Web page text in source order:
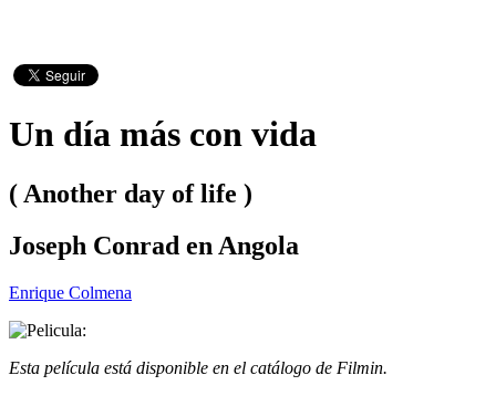
Un día más con vida
( Another day of life )
Joseph Conrad en Angola
Enrique Colmena
Esta película está disponible en el catálogo de Filmin.